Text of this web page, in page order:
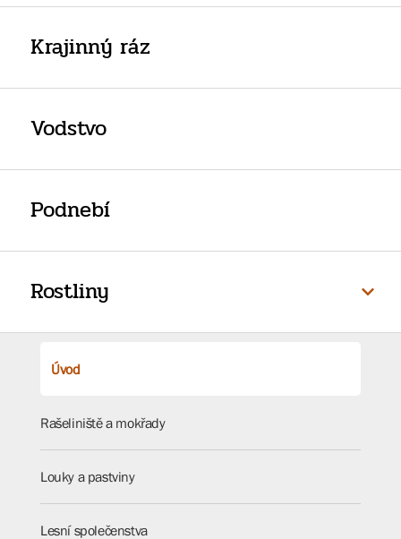
Krajinný ráz
Vodstvo
Podnebí
Rostliny
Úvod
Rašeliniště a mokřady
Louky a pastviny
Lesní společenstva